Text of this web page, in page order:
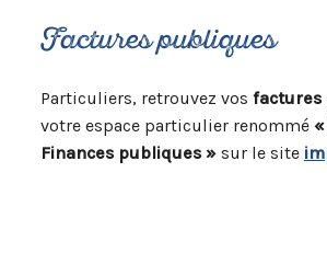
Factures publiques
Particuliers, retrouvez vos factures
votre espace particulier renommé
Finances publiques »sur le site